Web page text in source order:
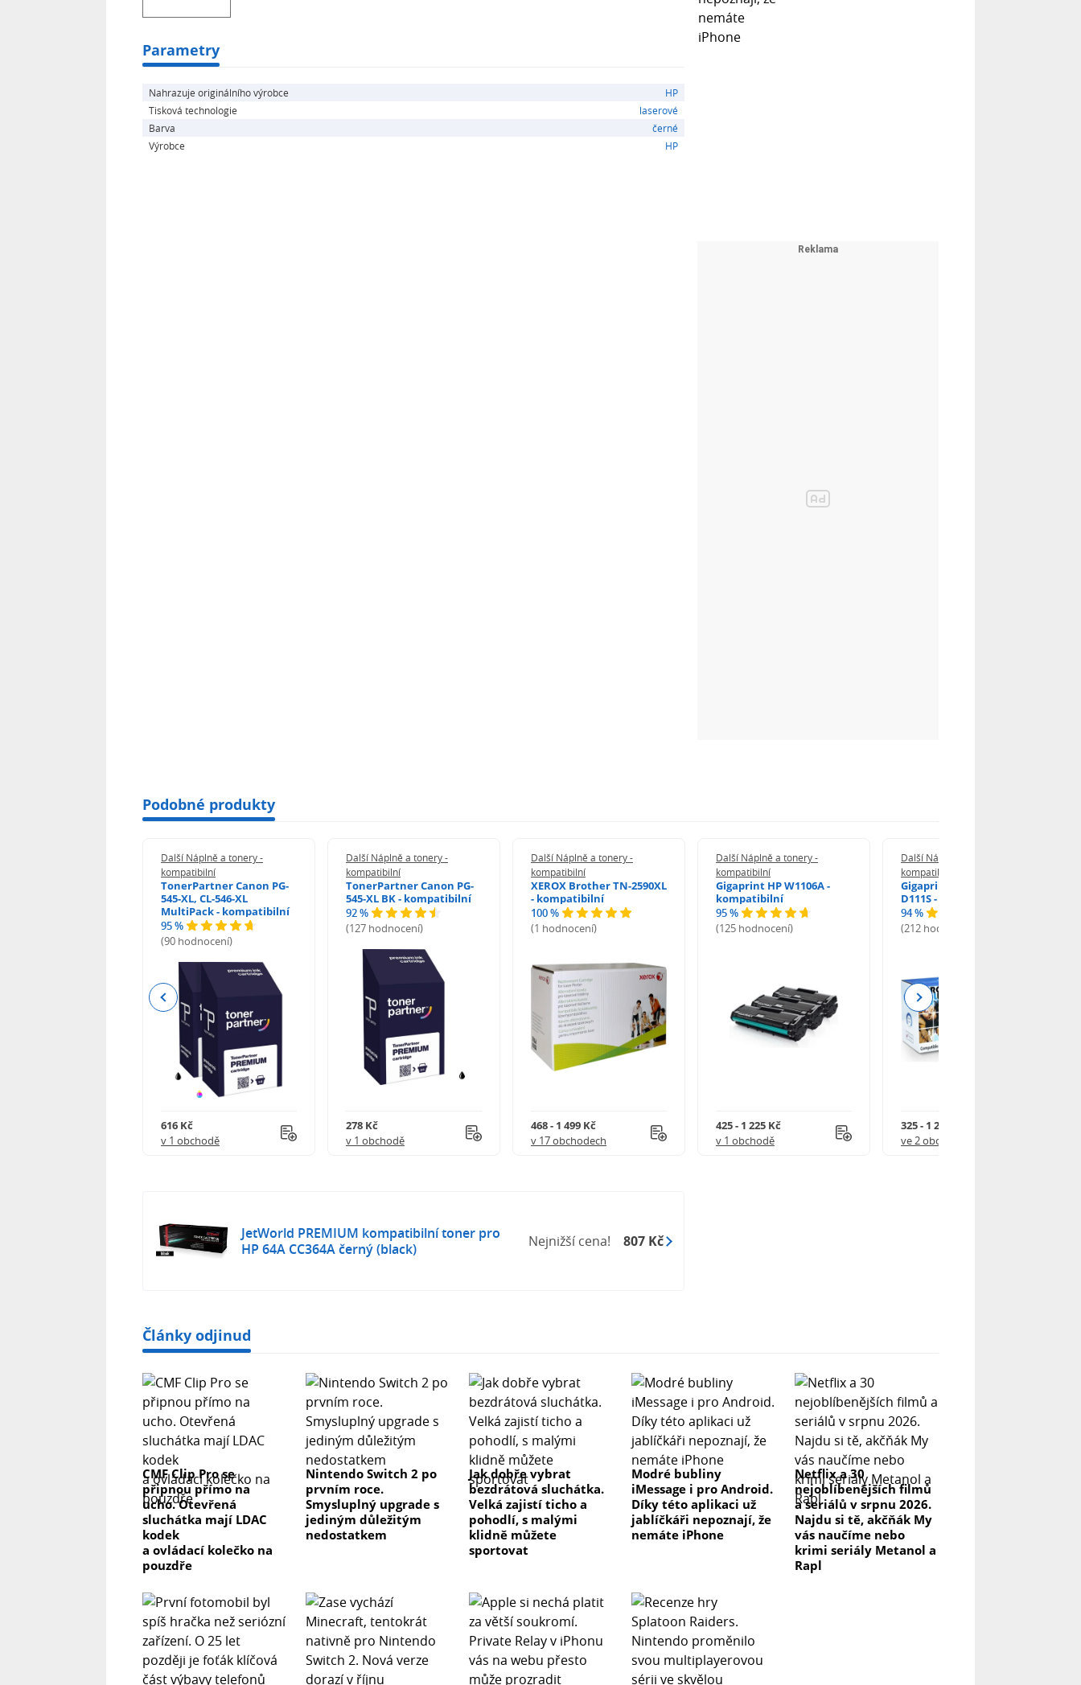
Parametry
Nahrazuje originálního výrobce
HP
Tisková technologie
laserové
Barva
černé
Výrobce
HP
Podobné produkty
Další Náplně a tonery -
kompatibilní
TonerPartner Canon PG-
545-XL, CL-546-XL
MultiPack - kompatibilní
95 %
(90 hodnocení)
616 Kč
v 1 obchodě
Další Náplně a tonery -
kompatibilní
TonerPartner Canon PG-
545-XL BK - kompatibilní
92 %
(127 hodnocení)
278 Kč
v 1 obchodě
Další Náplně a tonery -
kompatibilní
XEROX Brother TN-2590XL
- kompatibilní
100 %
(1 hodnocení)
468 - 1 499 Kč
v 17 obchodech
Další Náplně a tonery -
kompatibilní
Gigaprint HP W1106A -
kompatibilní
95 %
(125 hodnocení)
425 - 1 225 Kč
v 1 obchodě
Další Náplně a tonery -
kompatibilní
Gigaprint Samsung MLT-
D111S - kompatibilní
94 %
(212 hodnocení)
325 - 1 245 Kč
ve 2 obchodech
Previous Next
JetWorld PREMIUM kompatibilní toner pro
HP 64A CC364A černý (black)
Nejnižší cena! 807 Kč
Články odjinud
CMF Clip Pro se
připnou přímo na
ucho. Otevřená
sluchátka mají LDAC
kodek
a ovládací kolečko na
pouzdře
Nintendo Switch 2 po
prvním roce.
Smysluplný upgrade s
jediným důležitým
nedostatkem
Jak dobře vybrat
bezdrátová sluchátka.
Velká zajistí ticho a
pohodlí, s malými
klidně můžete
sportovat
Modré bubliny
iMessage i pro Android.
Díky této aplikaci už
jablíčkáři nepoznají, že
nemáte iPhone
Netflix a 30
nejoblíbenějších filmů
a seriálů v srpnu 2026.
Najdu si tě, akčňák My
vás naučíme nebo
krimi seriály Metanol a
Rapl